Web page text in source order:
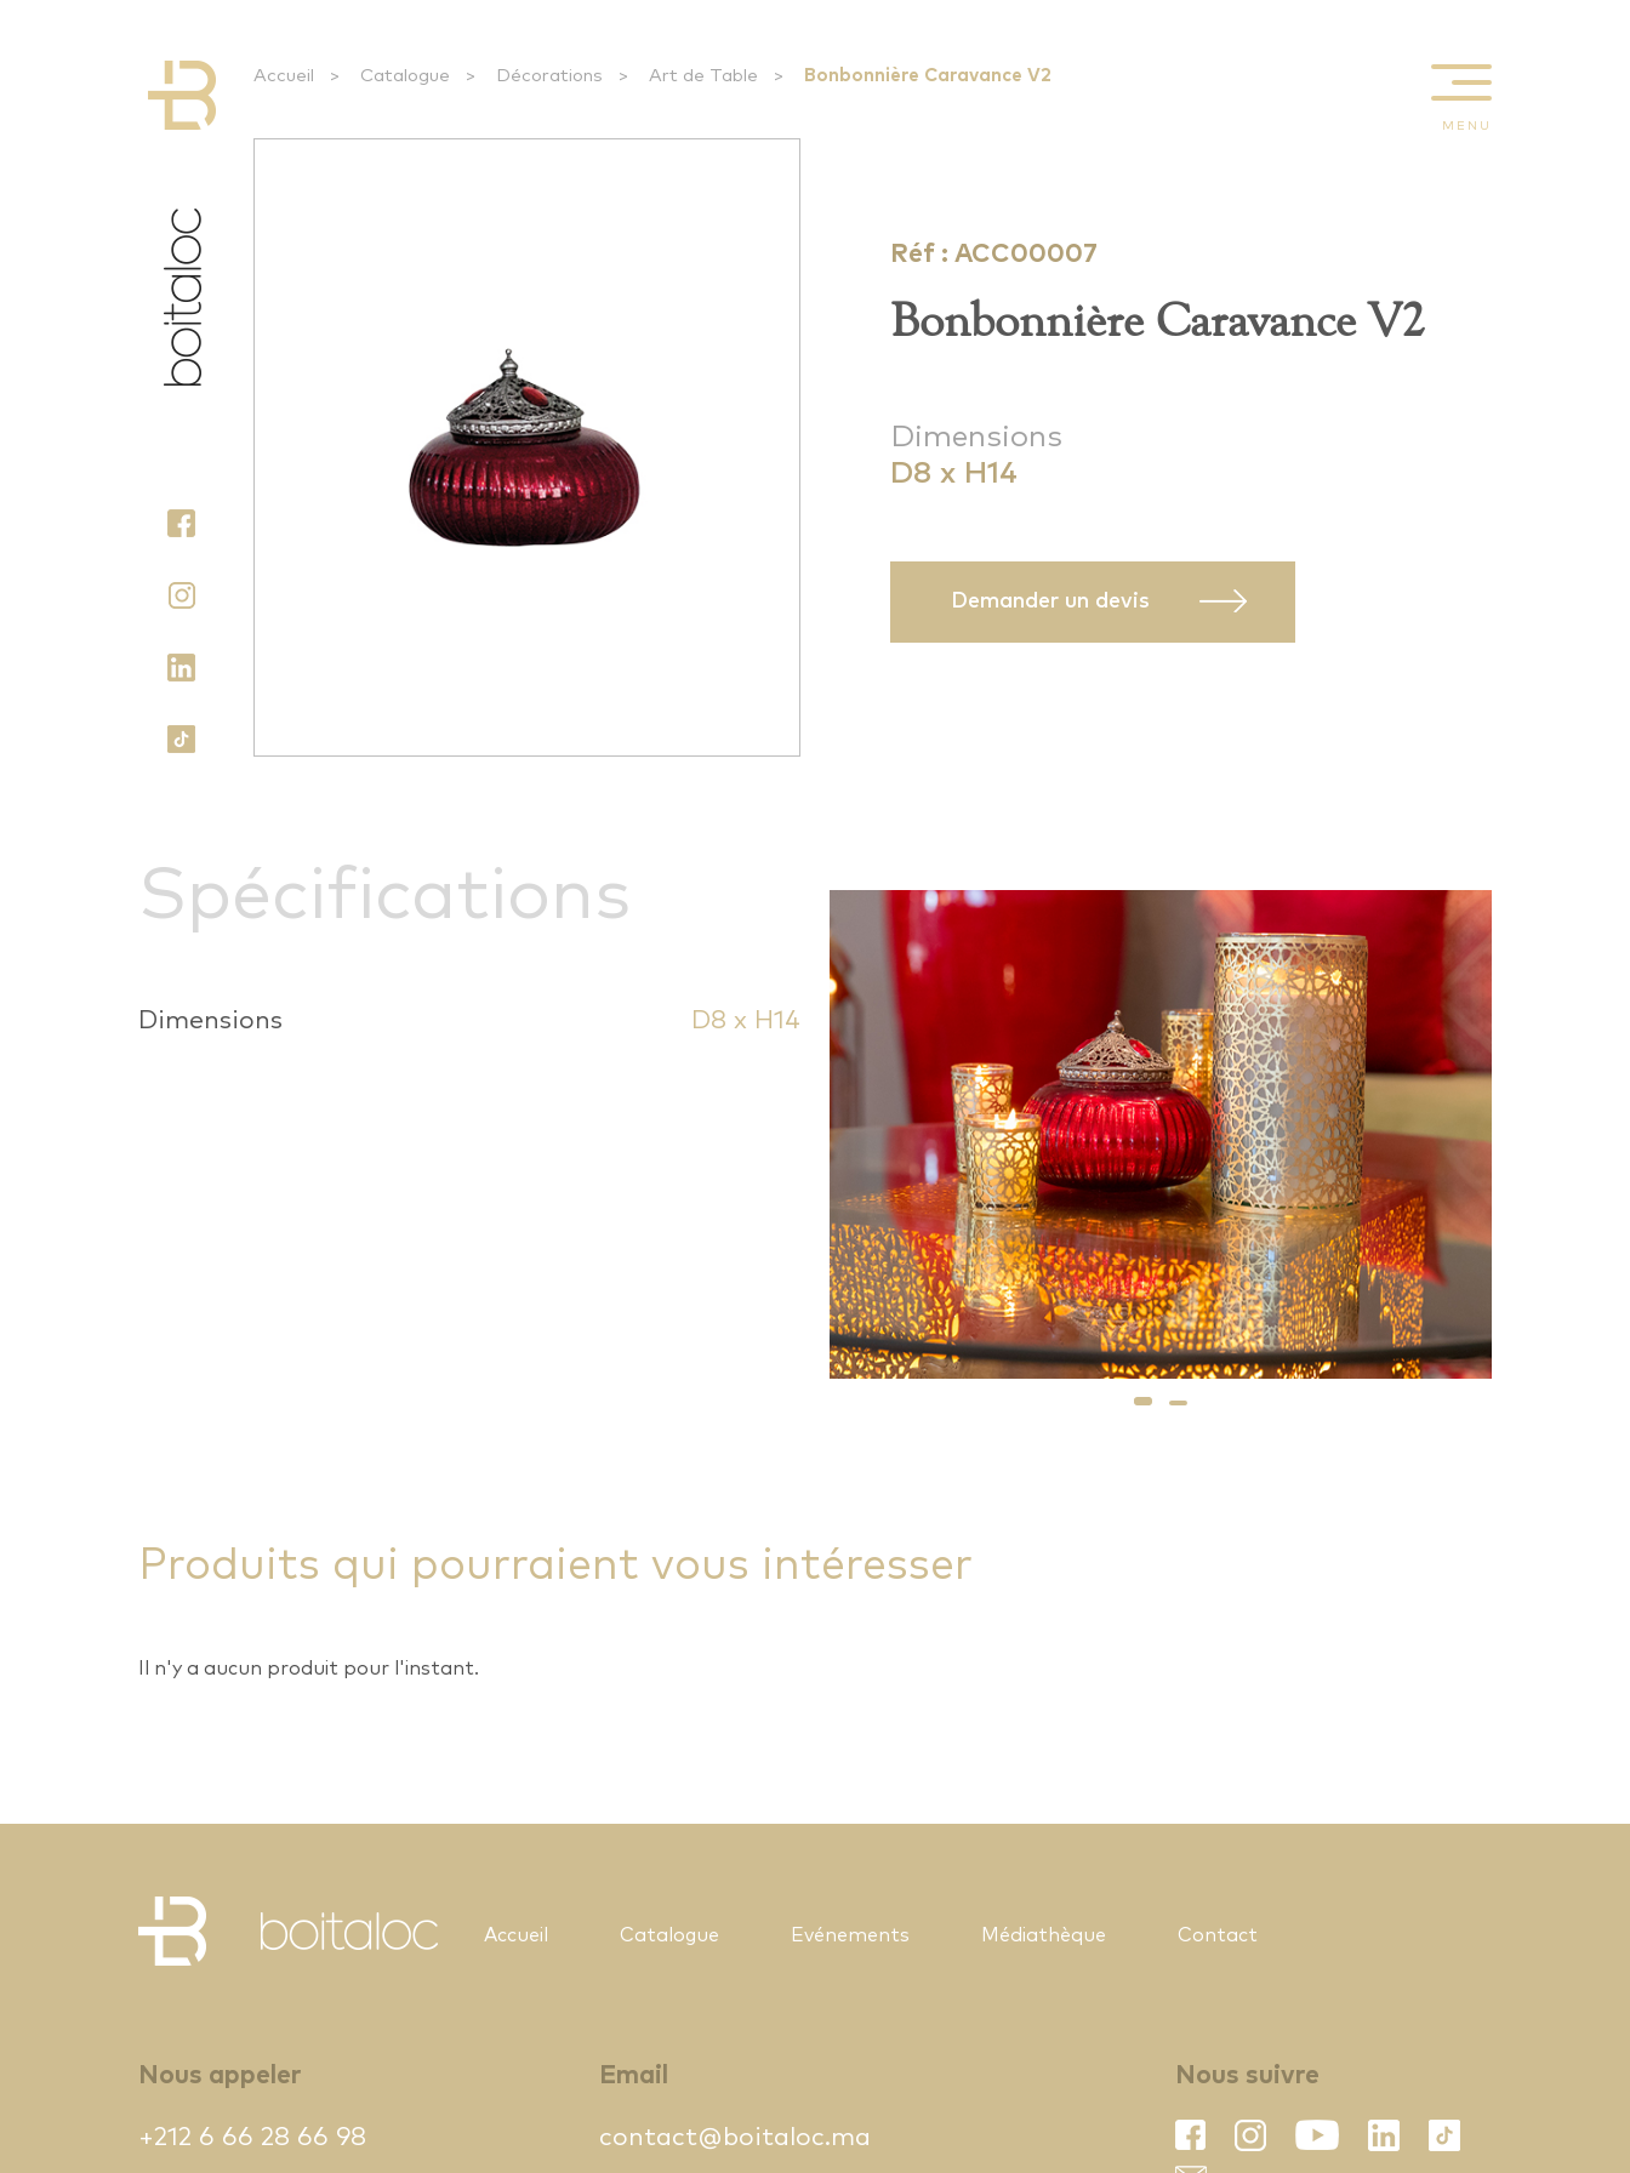
MENU
Accueil > Catalogue > Décorations > Art de Table > Bonbonnière Caravance V2
Réf : ACC00007
Bonbonnière Caravance V2
Dimensions
D8 x H14
Demander un devis
Spécifications
Dimensions D8 x H14
Produits qui pourraient vous intéresser
Il n'y a aucun produit pour l'instant.
Accueil Catalogue Evénements Médiathèque Contact
Nous appeler
+212 6 66 28 66 98
Email
contact@boitaloc.ma
Nous suivre